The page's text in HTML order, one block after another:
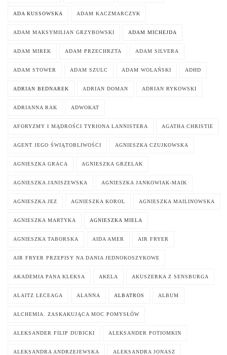
ADA KUSSOWSKA ADAM KACZMARCZYK
ADAM MAKSYMILIAN GRZYBOWSKI ADAM MICHEJDA
ADAM MIREK ADAM PRZECHRZTA ADAM SILVERA
ADAM STOWER ADAM SZULC ADAM WOLAŃSKI ADHD
ADRIAN BEDNAREK ADRIAN DOMAN ADRIAN RYKOWSKI
ADRIANNA RAK ADWOKAT
AFORYZMY I MĄDROŚCI TYRIONA LANNISTERA AGATHA CHRISTIE
AGENT JEGO ŚWIĄTOBLIWOŚCI AGNIESZKA CZUJKOWSKA
AGNIESZKA GRACA AGNIESZKA GRZELAK
AGNIESZKA JANISZEWSKA AGNIESZKA JANKOWIAK-MAIK
AGNIESZKA JEZ AGNIESZKA KOROL AGNIESZKA MAILINOWSKA
AGNIESZKA MARTYKA AGNIESZKA MIELA
AGNIESZKA TABORSKA AIDA AMER AIR FRYER
AIR FRYER PRZEPISY NA DANIA JEDNOKOSZYKOWE
AKADEMIA PANA KLEKSA AKELA AKUSZERKA Z SENSBURGA
ALAITZ LECEAGA ALANNA ALBATROS ALBUM
ALCHEMIA. ZASKAKUJĄCA MOC POMYSŁÓW
ALEKSANDER FILIP DUBICKI ALEKSANDER POTIOMKIN
ALEKSANDRA ANDRZEJEWSKA ALEKSANDRA JONASZ